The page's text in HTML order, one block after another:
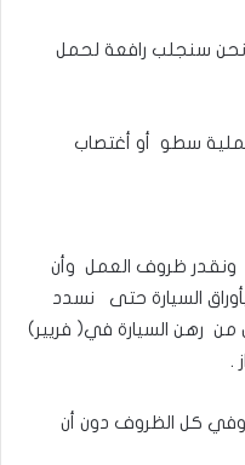
نحن سنجلب رافعة لحمل
عملية سطو أو أغتصاب
ونقدر ظروف العمل وأن
السيارة حتى نسدد
من رهن السيارة في( فريير)
.
وفي كل الظروف دون أن